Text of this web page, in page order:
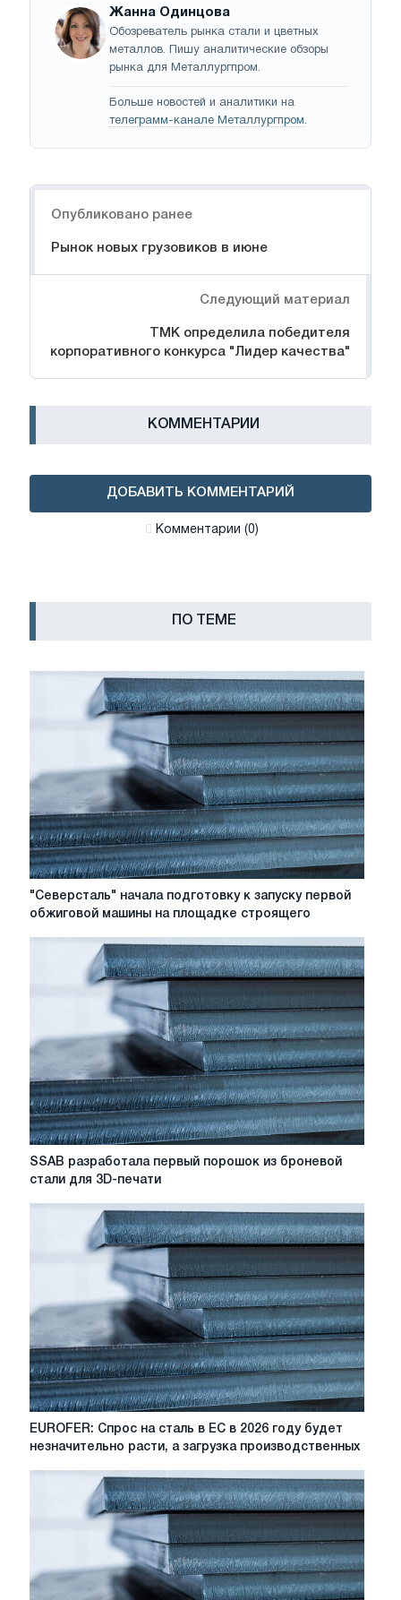
Жанна Одинцова
Обозреватель рынка стали и цветных
металлов. Пишу аналитические обзоры
рынка для Металлургпром.
Больше новостей и аналитики на
телеграмм-канале Металлургпром.
Опубликовано ранее
Рынок новых грузовиков в июне
Следующий материал
ТМК определила победителя
корпоративного конкурса "Лидер качества"
КОММЕНТАРИИ
ДОБАВИТЬ КОММЕНТАРИЙ
Комментарии (0)
ПО ТЕМЕ
"Северсталь"
начала
на
площадке
строящего
комплекса
по
производству
окатышей
ЧерМК
"Северсталь" начала подготовку к запуску первой
обжиговой машины на площадке строящего
SSAB
разработала
броневой
3D-
печати
SSAB разработала первый порошок из броневой
стали для 3D-печати
EUROFER:
году
будет
EUROFER: Спрос на сталь в ЕС в 2026 году будет
незначительно расти, а загрузка производственных